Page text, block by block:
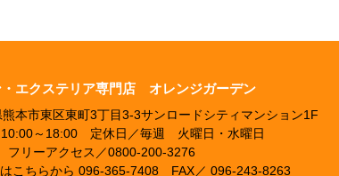
・エクステリア専門店 オレンジガーデン
本市東区東町3丁目3-3サンロードシティマンション1F
10:00～18:00 定休日／毎週 火曜日・水曜日
フリーアクセス／0800-200-3276
こちらから 096-365-7408 FAX／ 096-243-8263